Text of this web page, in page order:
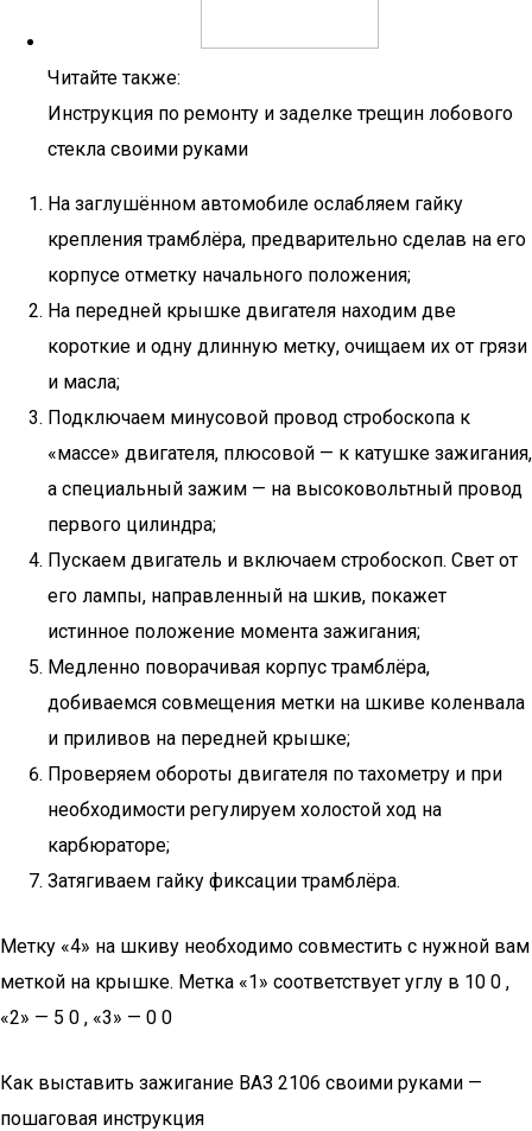
Читайте также:
Инструкция по ремонту и заделке трещин лобового
стекла своими руками
На заглушённом автомобиле ослабляем гайку
крепления трамблёра, предварительно сделав на его
корпусе отметку начального положения;
На передней крышке двигателя находим две
короткие и одну длинную метку, очищаем их от грязи
и масла;
Подключаем минусовой провод стробоскопа к
«массе» двигателя, плюсовой — к катушке зажигания,
а специальный зажим — на высоковольтный провод
первого цилиндра;
Пускаем двигатель и включаем стробоскоп. Свет от
его лампы, направленный на шкив, покажет
истинное положение момента зажигания;
Медленно поворачивая корпус трамблёра,
добиваемся совмещения метки на шкиве коленвала
и приливов на передней крышке;
Проверяем обороты двигателя по тахометру и при
необходимости регулируем холостой ход на
карбюраторе;
Затягиваем гайку фиксации трамблёра.
Метку «4» на шкиву необходимо совместить с нужной вам
меткой на крышке. Метка «1» соответствует углу в 10 0 ,
«2» — 5 0 , «3» — 0 0
Как выставить зажигание ВАЗ 2106 своими руками —
пошаговая инструкция